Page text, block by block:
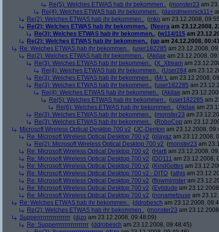
Re(5): Welches ETWAS hab ihr bekommen.. (monster23 am
Re(4): Welches ETWAS hab ihr bekommen.. (dasistmeinnick11+
Re(2): Welches ETWAS hab ihr bekommen.. (mko am 23.12.2008,
Re(2): Welches ETWAS hab ihr bekommen.. (Neera am 23.12.2008,
Re(3): Welches ETWAS hab ihr bekommen.. (w114/115 am
Re(2): Welches ETWAS hab ihr bekommen.. (gp am 24.12.2008,
Re: Welches ETWAS hab ihr bekommen.. (user182285 am 23.12.2008,
Re(2): Welches ETWAS hab ihr bekommen.. (Akilae am 23.12.2008,
Re(3): Welches ETWAS hab ihr bekommen.. (X_Xtream am
Re(4): Welches ETWAS hab ihr bekommen.. (User284 am
Re(3): Welches ETWAS hab ihr bekommen.. (Mr L am 23.12.2008,
Re(3): Welches ETWAS hab ihr bekommen.. (user182285 am
Re(4): Welches ETWAS hab ihr bekommen.. (Akilae am
Re(5): Welches ETWAS hab ihr bekommen.. (user182285 am
Re(6): Welches ETWAS hab ihr bekommen.. (Akilae am
Re(3): Welches ETWAS hab ihr bekommen.. (monster23 am
Re(3): Welches ETWAS hab ihr bekommen.. (RoboCop am
Microsoft Wireless Optical Desktop 700 v2 (JC-Denton am 23.12.2008,
Re: Microsoft Wireless Optical Desktop 700 v2 (playaz am 23.12.2008,
Re(2): Microsoft Wireless Optical Desktop 700 v2 (monster23 am
Re: Microsoft Wireless Optical Desktop 700 v2 (Harti am 23.12.2008,
Re: Microsoft Wireless Optical Desktop 700 v2 (DD111 am 23.12.2008,
Re: Microsoft Wireless Optical Desktop 700 v2 (KindGottes am
Re: Microsoft Wireless Optical Desktop 700 v2 - DITO (athis am
Re: Microsoft Wireless Optical Desktop 700 v2 (flowminister am
Re: Microsoft Wireless Optical Desktop 700 v2 (Evildude am
Re: Microsoft Wireless Optical Desktop 700 v2 (nonametouse am
Re: Welches ETWAS hab ihr bekommen.. (ddrobesch am 23.12.2008,
Re(2): Welches ETWAS hab ihr bekommen.. (monster23 am
Supperrrrrrrrrrrrrrrrr (dizo am 23.12.2008, 09:48:09)
Re: Supperrrrrrrrrrrrrrrrr (ddrobesch am 23.12.2008, 09:48:45)